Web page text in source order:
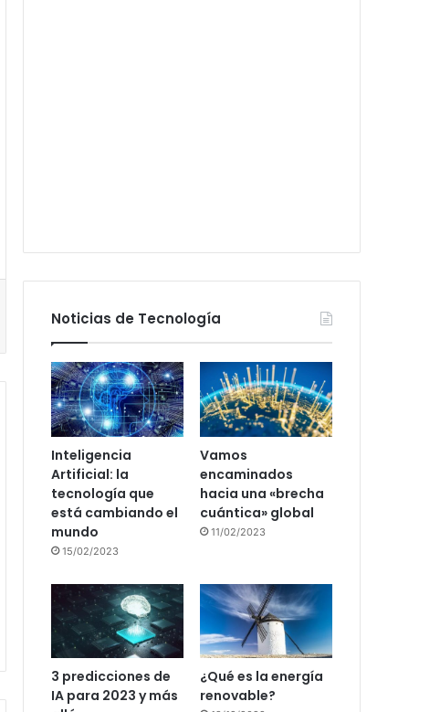
Noticias de Tecnología
Inteligencia
Artificial: la
tecnología que
está cambiando el
mundo
15/02/2023
Vamos
encaminados
hacia una «brecha
cuántica» global
11/02/2023
3 predicciones de
IA para 2023 y más
¿Qué es la energía
renovable?